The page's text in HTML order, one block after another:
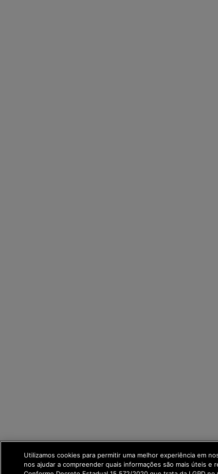
Utilizamos cookies para permitir uma melhor experiência em
nos ajudar a compreender quais informações são mais úteis e